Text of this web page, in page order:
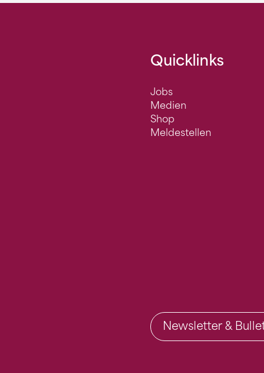
Quicklinks
Jobs
Medien
Shop
Meldestellen
Newsletter &